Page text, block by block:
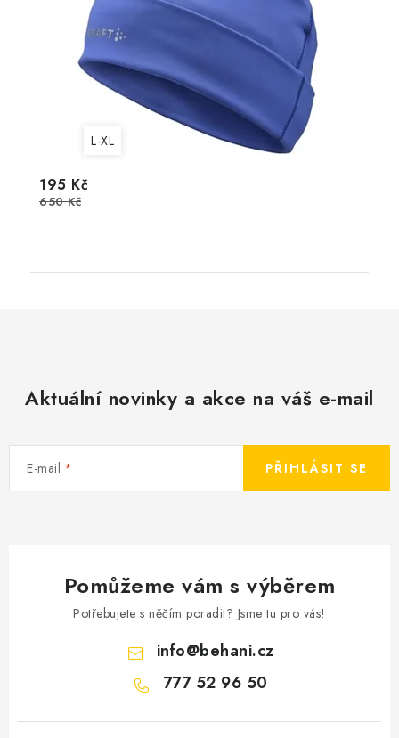
L-XL
195 Kč
650 Kč
Aktuální novinky a akce na váš e-mail
E-mail PŘIHLÁSIT SE
Pomůžeme vám s výběrem
Potřebujete s něčím poradit? Jsme tu pro vás!
info@behani.cz
777 52 96 50